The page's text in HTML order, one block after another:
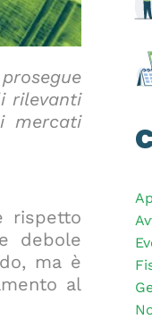
rilevanti
mercati
rispetto
debole
ma è
al